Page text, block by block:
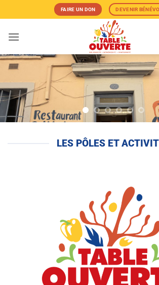
au
contenu
FAIRE UN DON DEVENIR
LES PÔLES ET